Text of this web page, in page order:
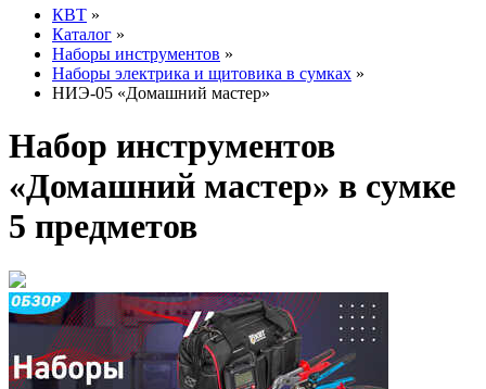
КВТ »
Каталог »
Наборы инструментов »
Наборы электрика и щитовика в сумках »
НИЭ-05 «Домашний мастер»
Набор инструментов
«Домашний мастер» в сумке
5 предметов